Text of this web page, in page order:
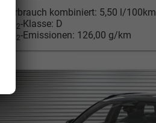
Verbrauch kombiniert: 5,50 l/100km
2-Klasse: D
2-Emissionen: 126,00 g/km